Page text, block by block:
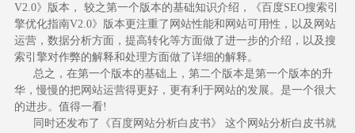
V2.0》版本， 较之第一个版本的基础知识介绍，《百度SEO搜索引
擎优化指南V2.0》版本更注重了网站性能和网站可用性，以及网站
运营，数据分析方面，提高转化等方面做了进一步的介绍，以及搜
索引擎对作弊的解释和处理方面做了详细的解释。
总之，在第一个版本的基础上，第二个版本是第一个版本的升
华，慢慢的把网站运营得更好，更有利于网站的发展。是一个很大
的进步。值得一看!
同时还发布了《百度网站分析白皮书》 这个网站分析白皮书就